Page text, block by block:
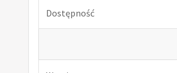
Dostępność